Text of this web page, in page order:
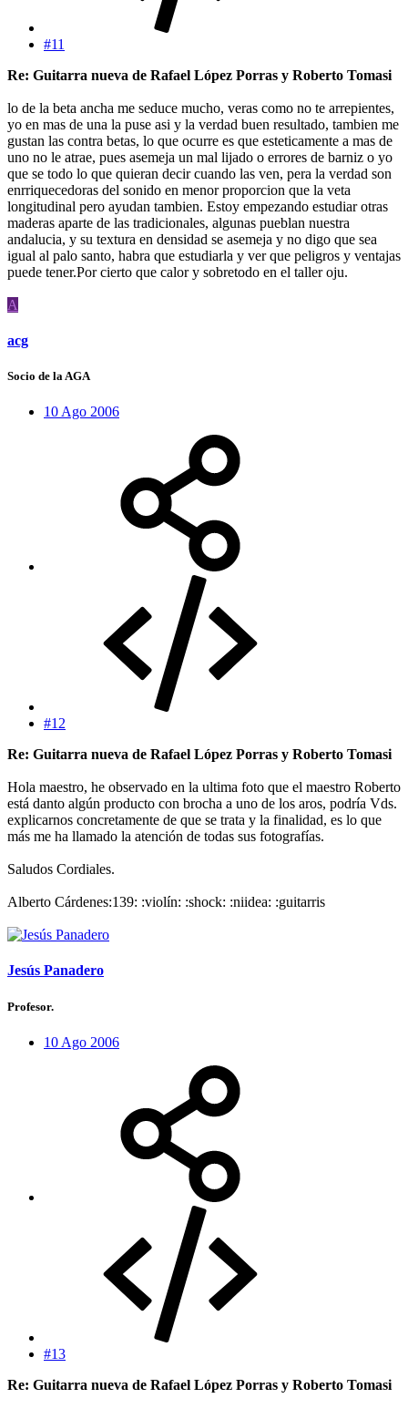
#11
Re: Guitarra nueva de Rafael López Porras y Roberto Tomasi
lo de la beta ancha me seduce mucho, veras como no te arrepientes,
yo en mas de una la puse asi y la verdad buen resultado, tambien me
gustan las contra betas, lo que ocurre es que esteticamente a mas de
uno no le atrae, pues asemeja un mal lijado o errores de barniz o yo
que se todo lo que quieran decir cuando las ven, pera la verdad son
enrriquecedoras del sonido en menor proporcion que la veta
longitudinal pero ayudan tambien. Estoy empezando estudiar otras
maderas aparte de las tradicionales, algunas pueblan nuestra
andalucia, y su textura en densidad se asemeja y no digo que sea
igual al palo santo, habra que estudiarla y ver que peligros y ventajas
puede tener.Por cierto que calor y sobretodo en el taller oju.
A
acg
Socio de la AGA
10 Ago 2006
#12
Re: Guitarra nueva de Rafael López Porras y Roberto Tomasi
Hola maestro, he observado en la ultima foto que el maestro Roberto
está danto algún producto con brocha a uno de los aros, podría Vds.
explicarnos concretamente de que se trata y la finalidad, es lo que
más me ha llamado la atención de todas sus fotografías.
Saludos Cordiales.
Alberto Cárdenes:139: :violín: :shock: :niidea: :guitarris
Jesús Panadero
Profesor.
10 Ago 2006
#13
Re: Guitarra nueva de Rafael López Porras y Roberto Tomasi